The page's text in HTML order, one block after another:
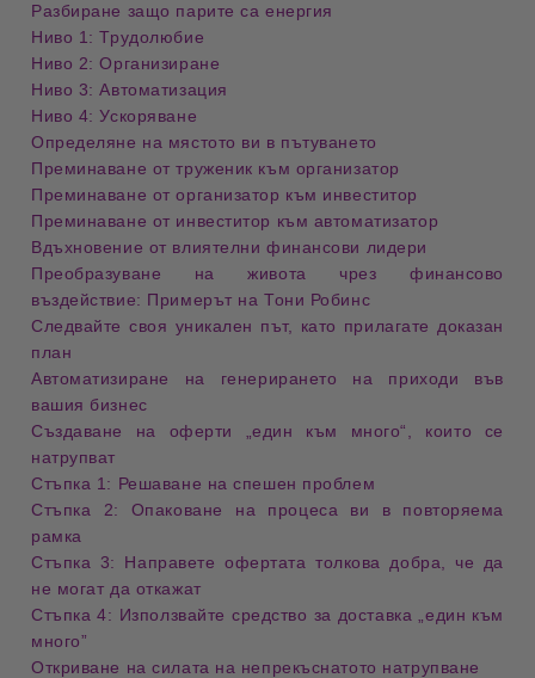
Разбиране защо парите са енергия
Ниво 1: Трудолюбие
Ниво 2: Организиране
Ниво 3: Автоматизация
Ниво 4: Ускоряване
Определяне на мястото ви в пътуването
Преминаване от труженик към организатор
Преминаване от организатор към инвеститор
Преминаване от инвеститор към автоматизатор
Вдъхновение от влиятелни финансови лидери
Преобразуване на живота чрез финансово
въздействие: Примерът на Тони Робинс
Следвайте своя уникален път, като прилагате доказан
план
Автоматизиране на генерирането на приходи във
вашия бизнес
Създаване на оферти „един към много“, които се
натрупват
Стъпка 1: Решаване на спешен проблем
Стъпка 2: Опаковане на процеса ви в повторяема
рамка
Стъпка 3: Направете офертата толкова добра, че да
не могат да откажат
Стъпка 4: Използвайте средство за доставка „един към
много”
Откриване на силата на непрекъснатото натрупване